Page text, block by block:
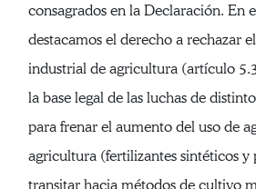
consagrados en la Declaración. En
destacamos el derecho a rechazar
industrial de agricultura (artículo
la base legal de las luchas de
para frenar el aumento del uso de
agricultura (fertilizantes sintéticos y
transitar hacia métodos de cultivo